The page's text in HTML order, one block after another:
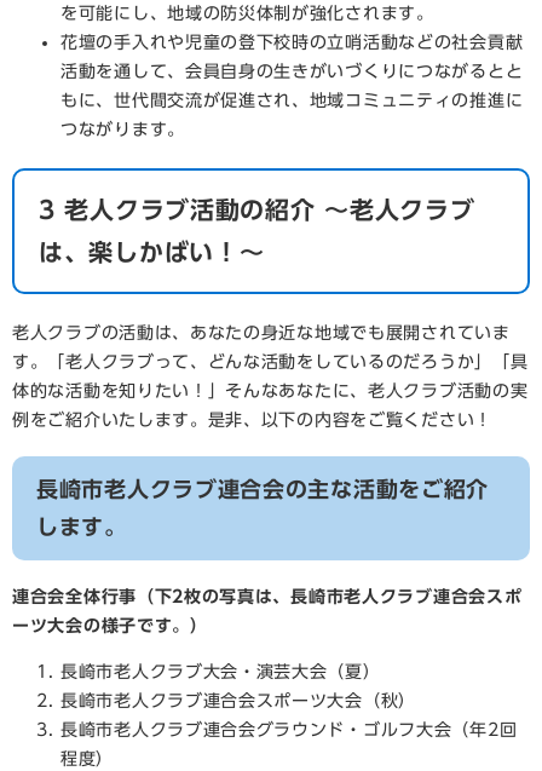
を可能にし、地域の防災体制が強化されます。
花壇の手入れや児童の登下校時の立哨活動などの社会貢献
活動を通して、会員自身の生きがいづくりにつながるとと
もに、世代間交流が促進され、地域コミュニティの推進に
つながります。
3 老人クラブ活動の紹介 ～老人クラブ
は、楽しかばい！～
老人クラブの活動は、あなたの身近な地域でも展開されていま
す。「老人クラブって、どんな活動をしているのだろうか」「具
体的な活動を知りたい！」そんなあなたに、老人クラブ活動の実
例をご紹介いたします。是非、以下の内容をご覧ください！
長崎市老人クラブ連合会の主な活動をご紹介
します。
連合会全体行事（下2枚の写真は、長崎市老人クラブ連合会スポ
ーツ大会の様子です。）
長崎市老人クラブ大会・演芸大会（夏）
長崎市老人クラブ連合会スポーツ大会（秋）
長崎市老人クラブ連合会グラウンド・ゴルフ大会（年2回
程度）